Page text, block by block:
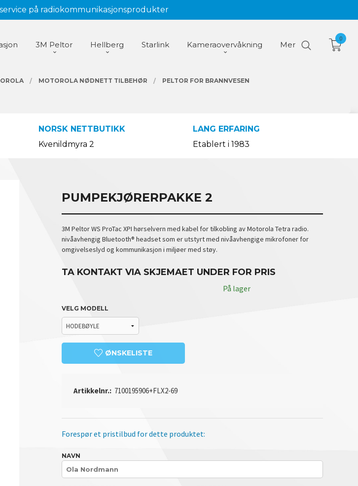
på radiokommunikasjonsprodukter
3M Peltor Hellberg Starlink Kameraovervåkning Mer
0
MOTOROLA NØDNETT TILBEHØR PELTOR FOR BRANNVESEN
NORSK NETTBUTIKK
Kvenildmyra 2
LANG ERFARING
Etablert i 1983
PUMPEKJØRERPAKKE 2
3M Peltor WS ProTac XPI hørselvern med kabel for tilkobling av Motorola Tetra radio.
nivåavhengig Bluetooth® headset som er utstyrt med nivåavhengige mikrofoner for
omgivelseslyd og kommunikasjon i miljøer med støy.
TA KONTAKT VIA SKJEMAET UNDER FOR PRIS
På lager
VELG MODELL
ØNSKELISTE
Artikkelnr.: 7100195906+FLX2-69
Forespør et pristilbud for dette produktet:
NAVN